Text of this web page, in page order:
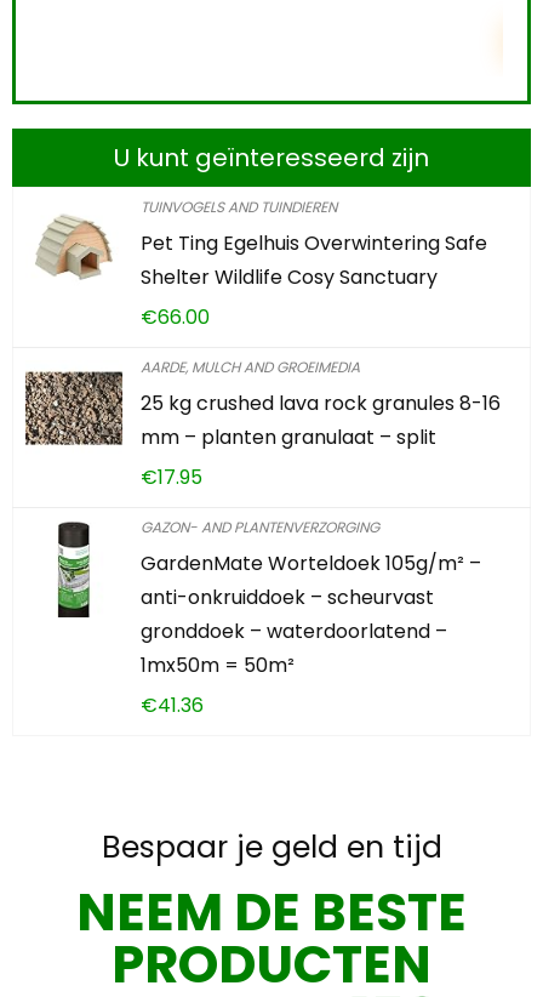
U kunt geïnteresseerd zijn
TUINVOGELS AND TUINDIEREN
Pet Ting Egelhuis Overwintering Safe
Shelter Wildlife Cosy Sanctuary
€66.00
AARDE, MULCH AND GROEIMEDIA
25 kg crushed lava rock granules 8-16
mm – planten granulaat – split
€17.95
GAZON- AND PLANTENVERZORGING
GardenMate Worteldoek 105g/m² –
anti-onkruiddoek – scheurvast
gronddoek – waterdoorlatend –
1mx50m = 50m²
€41.36
Bespaar je geld en tijd
NEEM DE BESTE
PRODUCTEN